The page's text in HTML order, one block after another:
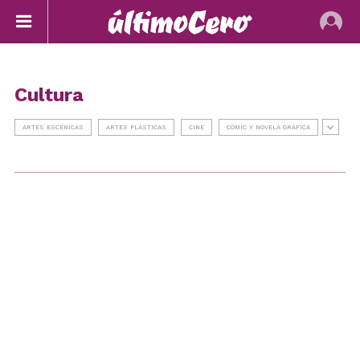
Cultura
ARTES ESCÉNICAS ARTES PLÁSTICAS CINE CÓMIC Y NOVELA GRÁFICA